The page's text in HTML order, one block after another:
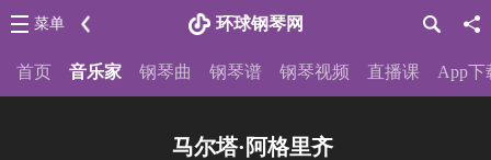
环球钢琴网
菜单
首页 音乐家 钢琴曲 钢琴谱 钢琴视频 直播课 App下
马尔塔·阿格里齐